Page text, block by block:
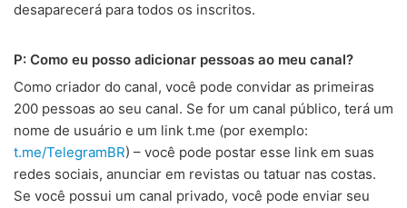
desaparecerá para todos os inscritos.
P: Como eu posso adicionar pessoas ao meu canal?
Como criador do canal, você pode convidar as primeiras
200 pessoas ao seu canal. Se for um canal público, terá um
nome de usuário e um link t.me (por exemplo:
t.me/TelegramBR) – você pode postar esse link em suas
redes sociais, anunciar em revistas ou tatuar nas costas.
Se você possui um canal privado, você pode enviar seu